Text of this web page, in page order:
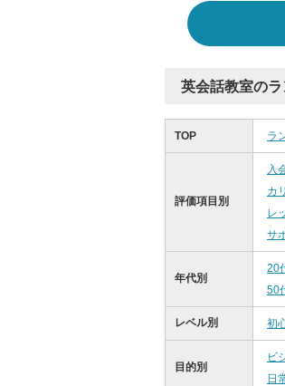
英会話教室の
TOP ラ
評価項目別
入
カ
レ
サ
年代別
20
50
レベル別 初
目的別
ビ
日